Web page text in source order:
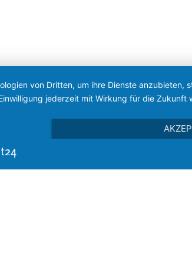
von Dritten, um ihre Dienste
jederzeit mit Wirkung für die Zukunft